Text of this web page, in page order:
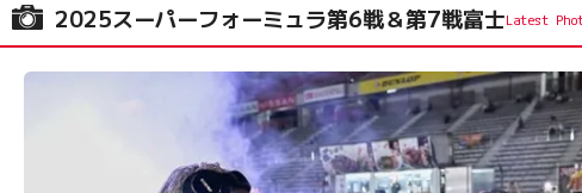
2025スーパーフォーミュラ第6戦＆第7戦富士